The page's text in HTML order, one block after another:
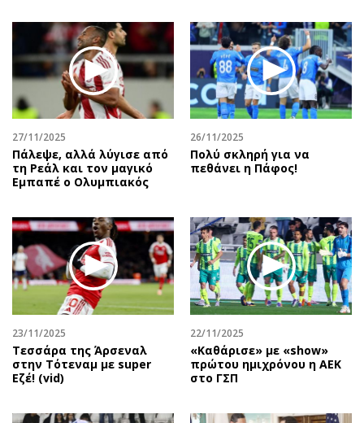
27/11/2025
Πάλεψε, αλλά λύγισε από
τη Ρεάλ και τον μαγικό
Εμπαπέ ο Ολυμπιακός
26/11/2025
Πολύ σκληρή για να
πεθάνει η Πάφος!
23/11/2025
Τεσσάρα της Άρσεναλ
στην Τότεναμ με super
Εζέ! (vid)
22/11/2025
«Καθάρισε» με «show»
πρώτου ημιχρόνου η ΑΕΚ
στο ΓΣΠ